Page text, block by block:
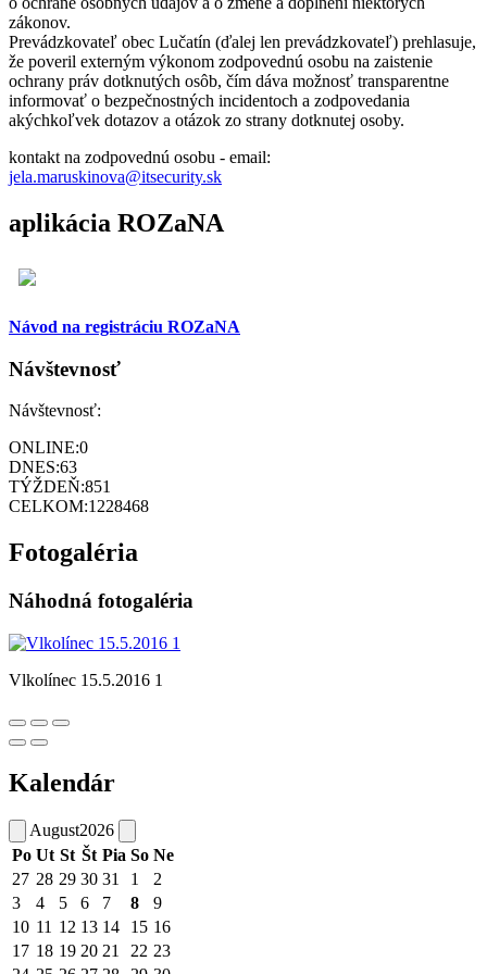
zákonov.
Prevádzkovateľ obec Lučatín (ďalej len prevádzkovateľ) prehlasuje,
že poveril externým výkonom zodpovednú osobu na zaistenie
ochrany práv dotknutých osôb, čím dáva možnosť transparentne
informovať o bezpečnostných incidentoch a zodpovedania
akýchkoľvek dotazov a otázok zo strany dotknutej osoby.
kontakt na zodpovednú osobu - email:
jela.maruskinova@itsecurity.sk
aplikácia ROZaNA
Návod na registráciu ROZaNA
Návštevnosť
Návštevnosť:
ONLINE:0
DNES:63
TÝŽDEŇ:851
CELKOM:1228468
Fotogaléria
Náhodná fotogaléria
Vlkolínec 15.5.2016 1
Kalendár
August2026
Po Ut St Št Pia So Ne
27 28 29 30 31 1
2
3
4 5 6 7 8
9
10 11 12 13 14 15 16
17 18 19 20 21 22 23